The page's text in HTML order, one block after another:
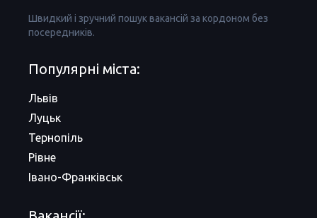
Швидкий і зручний пошук вакансій за кордоном без
посередників.
Популярні міста:
Львів
Луцьк
Тернопіль
Рівне
Івано-Франківськ